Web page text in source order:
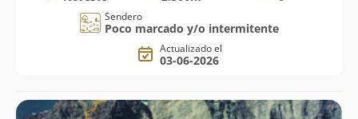
Sendero
Poco marcado y/o intermitente
Actualizado el
03-06-2026